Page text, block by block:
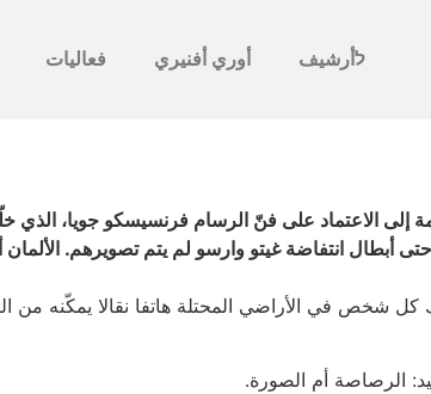
לأرشيف أوري أفنيري فعاليات
إلى الاعتماد على فنّ الرسام فرنسيسكو جويا، الذي
أبطال انتفاضة غيتو وارسو لم يتم تصويرهم.
كل شخص في الأراضي المحتلة هاتفا نقالا يمكّنه من
الرصاصة أم الصورة.